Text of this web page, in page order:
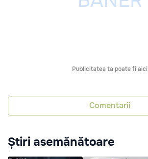
Publicitatea ta poate fi aici
Comentarii
Știri asemănătoare